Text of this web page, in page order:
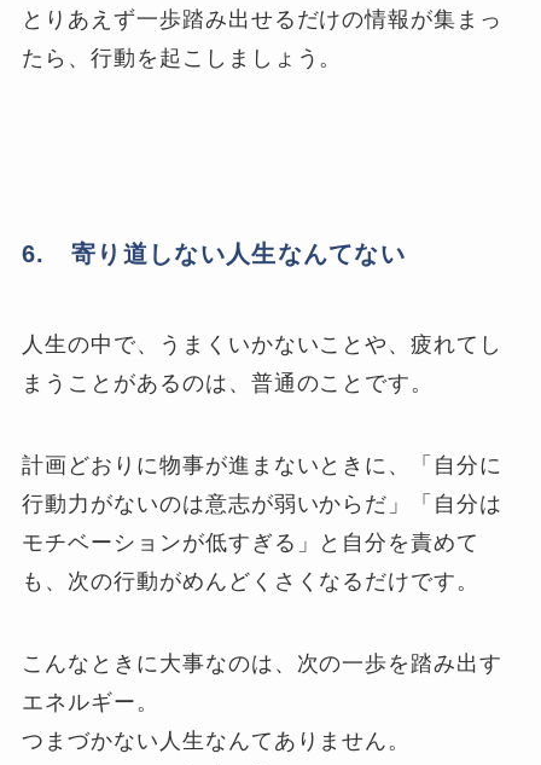
とりあえず一歩踏み出せるだけの情報が集まっ
たら、行動を起こしましょう。
6. 寄り道しない人生なんてない
人生の中で、うまくいかないことや、疲れてし
まうことがあるのは、普通のことです。
計画どおりに物事が進まないときに、「自分に
行動力がないのは意志が弱いからだ」「自分は
モチベーションが低すぎる」と自分を責めて
も、次の行動がめんどくさくなるだけです。
こんなときに大事なのは、次の一歩を踏み出す
エネルギー。
つまづかない人生なんてありません。